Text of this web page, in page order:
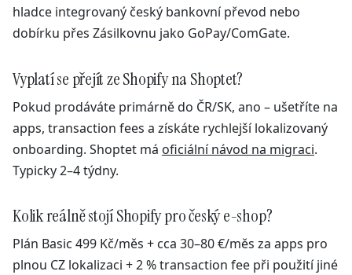
hladce integrovaný český bankovní převod nebo
dobírku přes Zásilkovnu jako GoPay/ComGate.
Vyplatí se přejít ze Shopify na Shoptet?
Pokud prodáváte primárně do ČR/SK, ano – ušetříte na
apps, transaction fees a získáte rychlejší lokalizovaný
onboarding. Shoptet má oficiální návod na migraci.
Typicky 2–4 týdny.
Kolik reálně stojí Shopify pro český e-shop?
Plán Basic 499 Kč/měs + cca 30–80 €/měs za apps pro
plnou CZ lokalizaci + 2 % transaction fee při použití jiné